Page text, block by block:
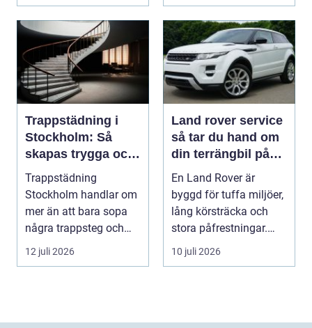
Trappstädning i
Stockholm: Så
skapas trygga och
trivsamma
trapphus
Trappstädning
Stockholm handlar om
mer än att bara sopa
några trappsteg och
torka en...
12 juli 2026
Land rover service
så tar du hand om
din terrängbil på
rätt sätt
En Land Rover är
byggd för tuffa miljöer,
lång körsträcka och
stora påfrestningar.
Samtidigt är det ...
10 juli 2026